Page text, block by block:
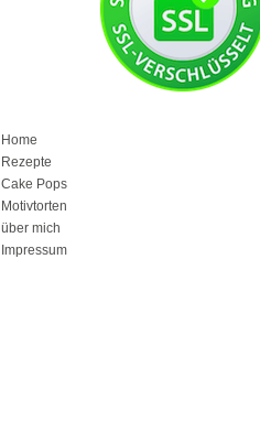
Home
Rezepte
Cake Pops
Motivtorten
über mich
Impressum